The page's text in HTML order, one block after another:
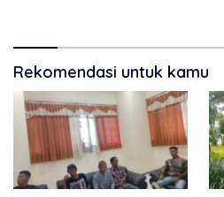
Rekomendasi untuk kamu